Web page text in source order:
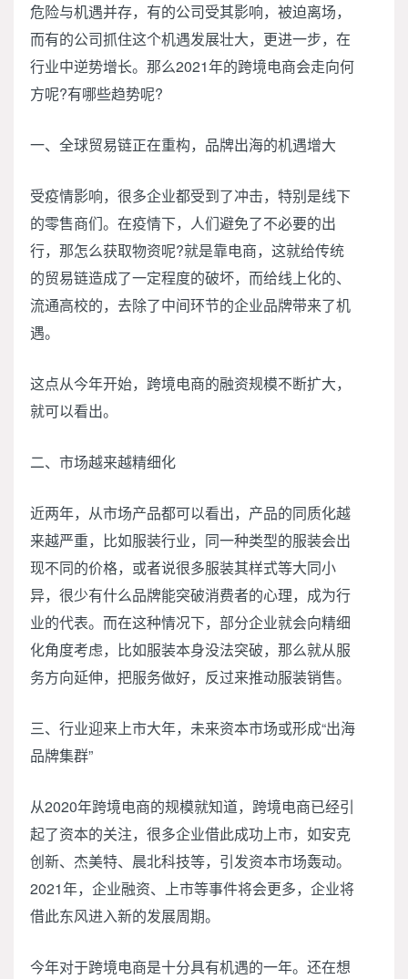
危险与机遇并存，有的公司受其影响，被迫离场，
而有的公司抓住这个机遇发展壮大，更进一步，在
行业中逆势增长。那么2021年的跨境电商会走向何
方呢?有哪些趋势呢?
一、全球贸易链正在重构，品牌出海的机遇增大
受疫情影响，很多企业都受到了冲击，特别是线下
的零售商们。在疫情下，人们避免了不必要的出
行，那怎么获取物资呢?就是靠电商，这就给传统
的贸易链造成了一定程度的破坏，而给线上化的、
流通高校的，去除了中间环节的企业品牌带来了机
遇。
这点从今年开始，跨境电商的融资规模不断扩大，
就可以看出。
二、市场越来越精细化
近两年，从市场产品都可以看出，产品的同质化越
来越严重，比如服装行业，同一种类型的服装会出
现不同的价格，或者说很多服装其样式等大同小
异，很少有什么品牌能突破消费者的心理，成为行
业的代表。而在这种情况下，部分企业就会向精细
化角度考虑，比如服装本身没法突破，那么就从服
务方向延伸，把服务做好，反过来推动服装销售。
三、行业迎来上市大年，未来资本市场或形成“出海
品牌集群”
从2020年跨境电商的规模就知道，跨境电商已经引
起了资本的关注，很多企业借此成功上市，如安克
创新、杰美特、晨北科技等，引发资本市场轰动。
2021年，企业融资、上市等事件将会更多，企业将
借此东风进入新的发展周期。
今年对于跨境电商是十分具有机遇的一年。还在想